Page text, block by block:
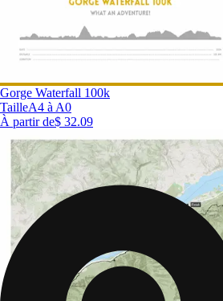
Gorge Waterfall 100k
TailleA4 à A0
À partir de$ 32.09